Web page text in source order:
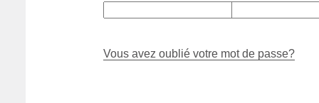
Vous avez oublié votre mot de passe?